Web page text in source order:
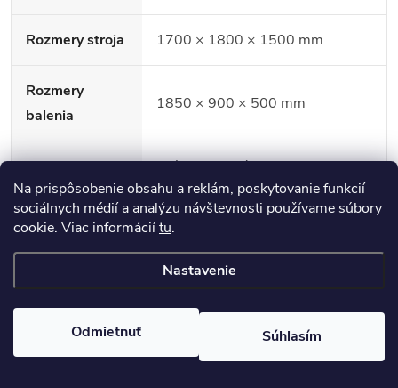
Na prispôsobenie obsahu a reklám, poskytovanie funkcií
sociálnych médií a analýzu návštevnosti používame súbory
cookie. Viac informáciítu.
Nastavenie
Odmietnuť Súhlasím
Rozmery stroja 1700 × 1800 × 1500 mm
Rozmery
balenia
1850 × 900 × 500 mm
Konštrukčné
profily
oválny oceľový profil 65 × 114
mm a 50 × 100 mm, hrúbka
profilu 3 mm
Nastavenie
polohovateľná opierka chrbta a
platformy, otočné disky s
možnosťou aretácie